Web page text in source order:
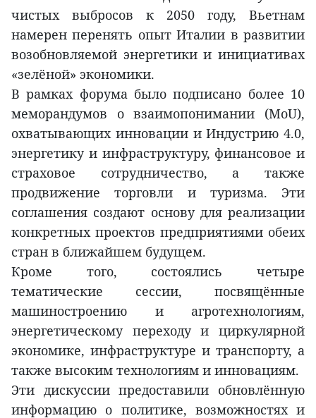
чистых выбросов к 2050 году, Вьетнам
намерен перенять опыт Италии в развитии
возобновляемой энергетики и инициативах
«зелёной» экономики.
В рамках форума было подписано более 10
меморандумов о взаимопонимании (MoU),
охватывающих инновации и Индустрию 4.0,
энергетику и инфраструктуру, финансовое и
страховое сотрудничество, а также
продвижение торговли и туризма. Эти
соглашения создают основу для реализации
конкретных проектов предприятиями обеих
стран в ближайшем будущем.
Кроме того, состоялись четыре
тематические сессии, посвящённые
машиностроению и агротехнологиям,
энергетическому переходу и циркулярной
экономике, инфраструктуре и транспорту, а
также высоким технологиям и инновациям.
Эти дискуссии предоставили обновлённую
информацию о политике, возможностях и